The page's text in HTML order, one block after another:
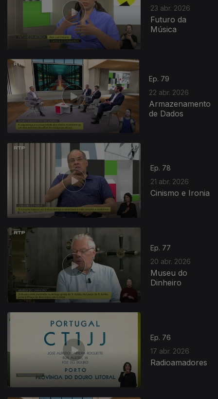
23 abr. 2026
Futuro da
Música
Ep. 79
22 abr. 2026
Armazenamento
de Dados
Ep. 78
21 abr. 2026
Cinismo e Ironia
Ep. 77
20 abr. 2026
Museu do
Dinheiro
Ep. 76
17 abr. 2026
Radioamadores